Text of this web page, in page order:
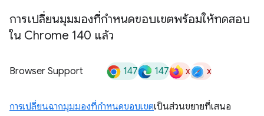
การเปลี่ยนมุมมองที่กำหนดขอบเขตพร้อมให้ทดสอบ
ใน Chrome 140 แล้ว
Browser Support 147 147 x x
การเปลี่ยนฉากมุมมองที่กำหนดขอบเขตเป็นส่วนขยายที่เสนอ